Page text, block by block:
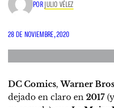
POR JULIO VÉLEZ
28 DE NOVIEMBRE, 2020
DC Comics,Warner
dejado en claro en 2017(y